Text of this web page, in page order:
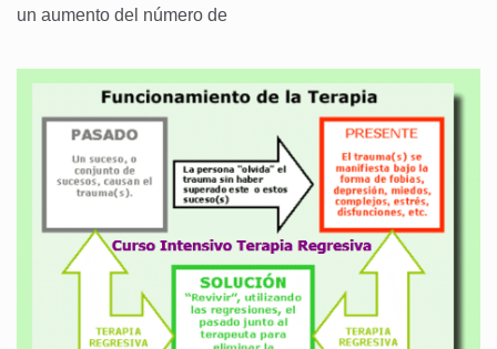
un aumento del número de